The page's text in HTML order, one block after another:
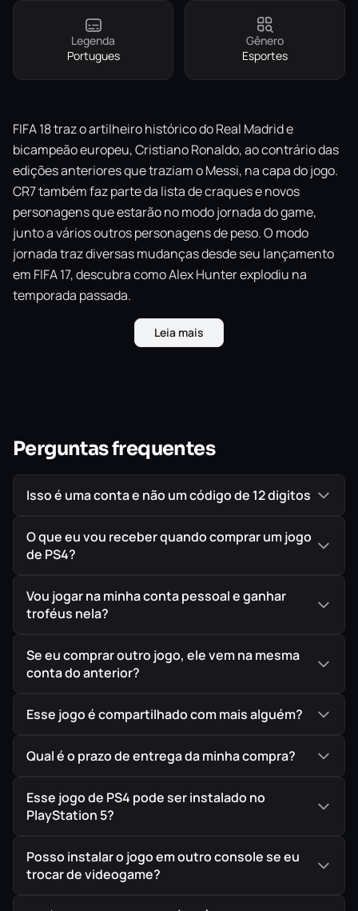
Legenda
Portugues
Gênero
Esportes
FIFA 18 traz o artilheiro histórico do Real Madrid e
bicampeão europeu, Cristiano Ronaldo, ao contrário das
edições anteriores que traziam o Messi, na capa do jogo.
CR7 também faz parte da lista de craques e novos
personagens que estarão no modo jornada do game,
junto a vários outros personagens de peso. O modo
jornada traz diversas mudanças desde seu lançamento
em FIFA 17, descubra como Alex Hunter explodiu na
temporada passada.
Leia mais
Perguntas frequentes
Isso é uma conta e não um código de 12 digitos
O que eu vou receber quando comprar um jogo
de PS4?
Vou jogar na minha conta pessoal e ganhar
troféus nela?
Se eu comprar outro jogo, ele vem na mesma
conta do anterior?
Esse jogo é compartilhado com mais alguém?
Qual é o prazo de entrega da minha compra?
Esse jogo de PS4 pode ser instalado no
PlayStation 5?
Posso instalar o jogo em outro console se eu
trocar de videogame?